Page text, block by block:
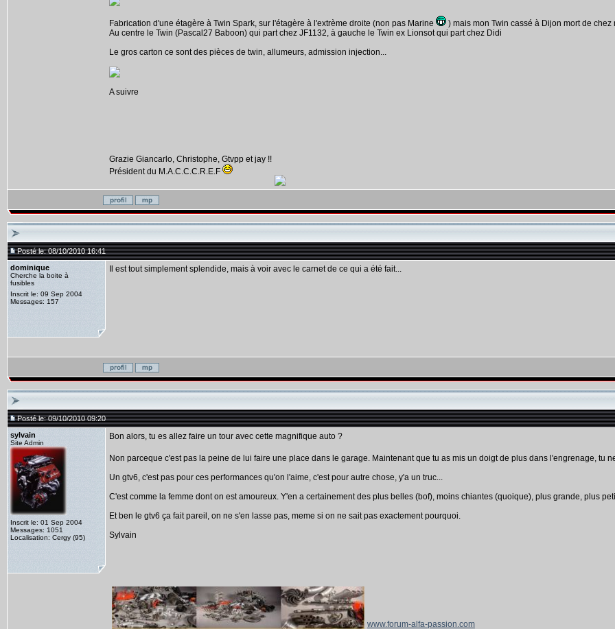
Fabrication d'une étagère à Twin Spark, sur l'étagère à l'extrème droite (non pas Marine
) mais mon Twin cassé à Dijon mort de chez
Au centre le Twin (Pascal27 Baboon) qui part chez JF1132, à gauche le Twin ex Lionsot qui part chez Didi
Le gros carton ce sont des pièces de twin, allumeurs, admission injection...
A suivre
Grazie Giancarlo, Christophe, Gtvpp et jay !!
Président du M.A.C.C.C.R.E.F
Posté le: 08/10/2010 16:41
dominique
Cherche la boite à
fusibles
Inscrit le: 09 Sep 2004
Messages: 157
Il est tout simplement splendide, mais à voir avec le carnet de ce qui a été fait...
Posté le: 09/10/2010 09:20
sylvain
Site Admin
Inscrit le: 01 Sep 2004
Messages: 1051
Localisation: Cergy (95)
Bon alors, tu es allez faire un tour avec cette magnifique auto ?
Non parceque c'est pas la peine de lui faire une place dans le garage. Maintenant que tu as mis un doigt de plus dans l'engrenage, tu
Un gtv6, c'est pas pour ces performances qu'on l'aime, c'est pour autre chose, y'a un truc...
C'est comme la femme dont on est amoureux. Y'en a certainement des plus belles (bof), moins chiantes (quoique), plus grande, plus
Et ben le gtv6 ça fait pareil, on ne s'en lasse pas, meme si on ne sait pas exactement pourquoi.
Sylvain
www.forum-alfa-passion.com